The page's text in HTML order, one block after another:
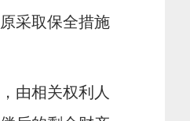
采取保全措施
由相关权利人